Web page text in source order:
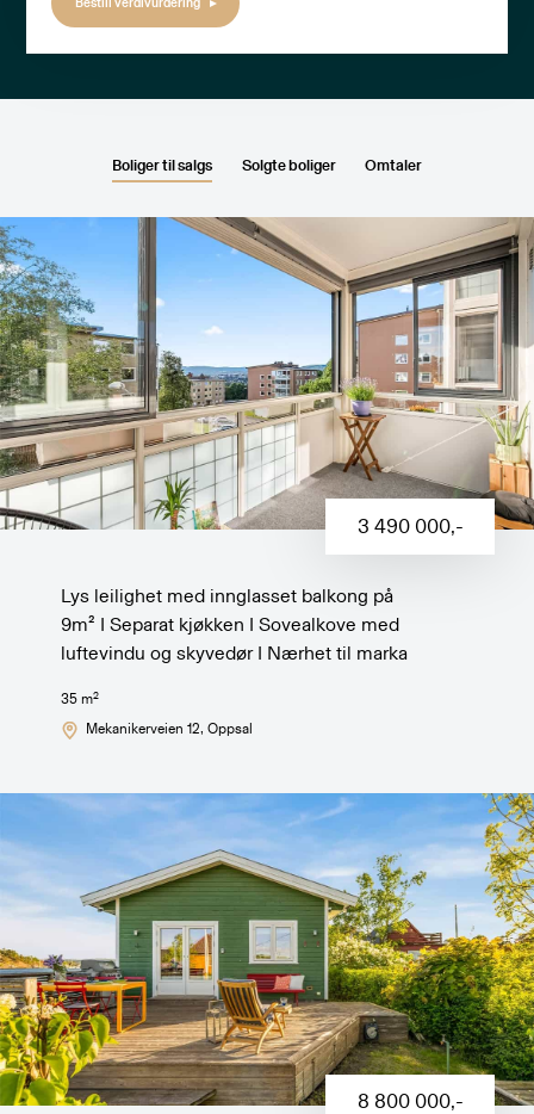
Boliger til salgs Solgte boliger Omtaler
3 490 000,-
Lys leilighet med innglasset balkong på
9m² I Separat kjøkken I Sovealkove med
luftevindu og skyvedør I Nærhet til marka
35 m2
Mekanikerveien 12, Oppsal
8 800 000,-